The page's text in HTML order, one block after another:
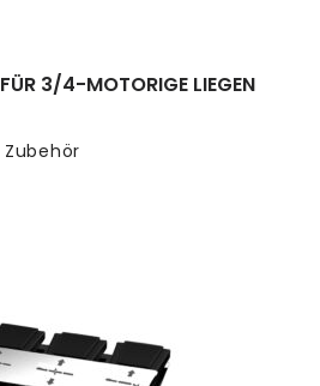
Zubehör
3/4-MOTORIGE LIEGEN